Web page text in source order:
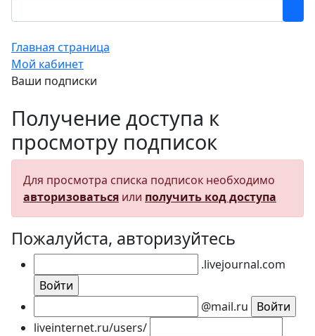
Главная страница
Мой кабинет
Ваши подписки
Получение доступа к
просмотру подписок
Для просмотра списка подписок необходимо
авторизоваться или получить код доступа
Пожалуйста, авторизуйтесь
.livejournal.com
@mail.ru
liveinternet.ru/users/